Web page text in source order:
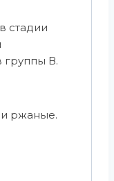
стадии
группы В.
ржаные.